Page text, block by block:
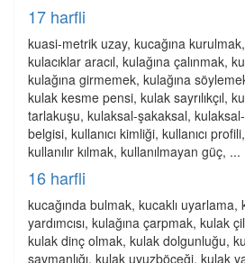
17 harfli
kuasi-metrik uzay, kucağına
kulacıklar aracıl, kulağına çalınmak,
kulağına girmemek, kulağına
kulak kesme pensi, kulak sayrılıkçıl,
tarlakuşu, kulaksal-şakaksal, kulaksal-
belgisi, kullanıcı kimliği, kullanıcı
kullanılır kılmak, kullanılmayan güç, ...
16 harfli
kucağında bulmak, kucaklı uyarlama,
yardımcısı, kulağına çarpmak, kulak
kulak dinç olmak, kulak dolgunluğu,
savmanlığı, kulak uyuzböceği, kulak